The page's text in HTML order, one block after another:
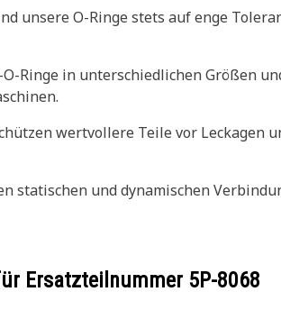
unsere O-Ringe stets auf enge
O-Ringe in unterschiedlichen Größen
wertvollere Teile vor
statischen und dynamischen
Ersatzteilnummer 5P-8068